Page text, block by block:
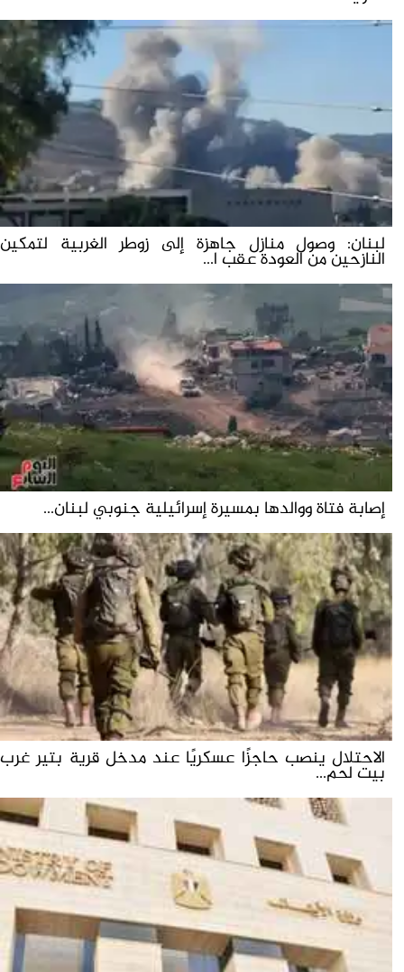
لبنان: وصول منازل جاهزة إلى زوطر الغربية لتمكين
النازحين من العودة عقب ا...
إصابة فتاة ووالدها بمسيرة إسرائيلية جنوبي لبنان...
الاحتلال ينصب حاجزًا عسكريًا عند مدخل قرية بتير غرب
بيت لحم...